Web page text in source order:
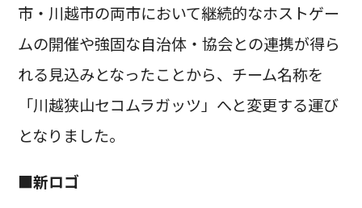
市・川越市の両市において継続的なホストゲー
ムの開催や強固な自治体・協会との連携が得ら
れる見込みとなったことから、チーム名称を
「川越狭山セコムラガッツ」へと変更する運び
となりました。
■新ロゴ